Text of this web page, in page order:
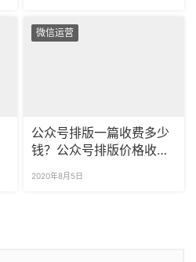
微信运营
公众号排版一篇收费多少
钱？公众号排版价格收多
2020年8月5日